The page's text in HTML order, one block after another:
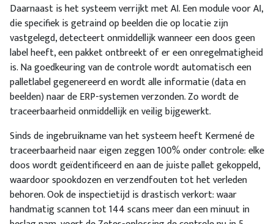
Daarnaast is het systeem verrijkt met AI. Een module voor AI,
die specifiek is getraind op beelden die op locatie zijn
vastgelegd, detecteert onmiddellijk wanneer een doos geen
label heeft, een pakket ontbreekt of er een onregelmatigheid
is. Na goedkeuring van de controle wordt automatisch een
palletlabel gegenereerd en wordt alle informatie (data en
beelden) naar de ERP-systemen verzonden. Zo wordt de
traceerbaarheid onmiddellijk en veilig bijgewerkt.
Sinds de ingebruikname van het systeem heeft Kermené de
traceerbaarheid naar eigen zeggen 100% onder controle: elke
doos wordt geïdentificeerd en aan de juiste pallet gekoppeld,
waardoor spookdozen en verzendfouten tot het verleden
behoren. Ook de inspectietijd is drastisch verkort: waar
handmatig scannen tot 144 scans meer dan een minuut in